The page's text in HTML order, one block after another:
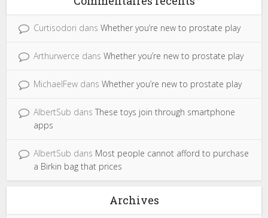
Curtisodori dansWhether you’re new to prostate play
Arthurwerce dansWhether you’re new to prostate play
MichaelFew dansWhether you’re new to prostate play
AlbertSub dansThese toys join through smartphone
apps
AlbertSub dans Most people cannot afford to purchase
a Birkin bag that prices
Archives